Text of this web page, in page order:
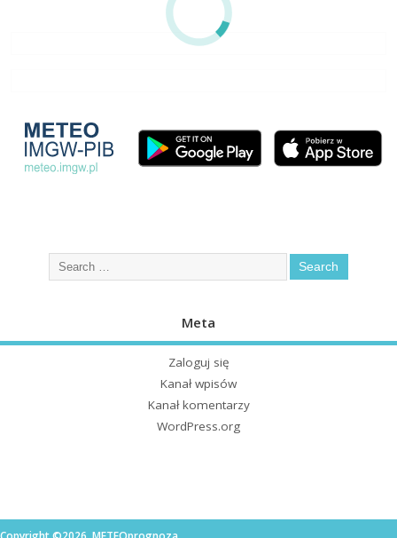
Meta
Zaloguj się
Kanał wpisów
Kanał komentarzy
WordPress.org